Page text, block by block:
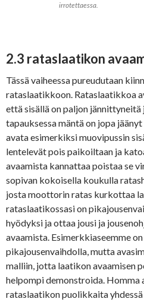
irrotettaessa.
2.3 rataslaatikon
Tässä vaiheessa pureudutaan
rataslaatikkoon. Rataslaatikkoa
että sisällä on paljon jännittyneitä
tapauksessa mäntä on jopa
avata esimerkiksi muovipussin
lentelevät pois paikoiltaan ja
avaamista kannattaa poistaa se
sopivan kokoisella koukulla
josta moottorin ratas kurkottaa
rataslaatikossasi on
hyödyksi ja ottaa jousi ja
avaamista. Esimerkkiaseemme
pikajousenvaihdolla, mutta
malliin, jotta laatikon avaamisen
helpompi demonstroida. Homma
rataslaatikon puolikkaita